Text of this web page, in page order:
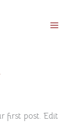
first post. Edit